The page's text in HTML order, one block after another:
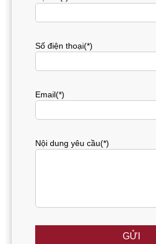
Số điện thoại(*)
Email(*)
Nội dung yêu cầu(*)
GỬI